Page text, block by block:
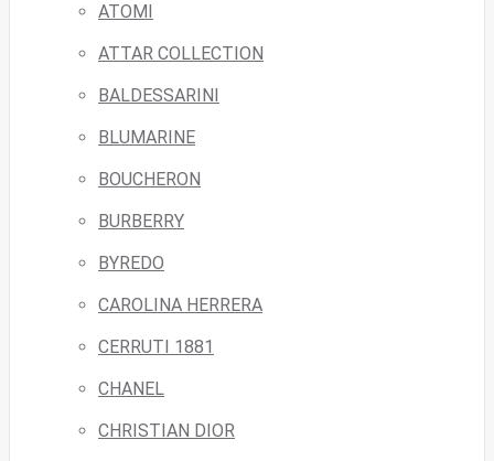
ATOMI
ATTAR COLLECTION
BALDESSARINI
BLUMARINE
BOUCHERON
BURBERRY
BYREDO
CAROLINA HERRERA
CERRUTI 1881
CHANEL
CHRISTIAN DIOR